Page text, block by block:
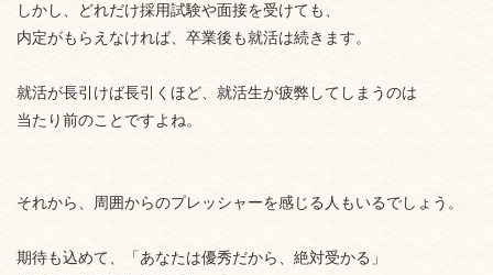
しかし、どれだけ採用試験や面接を受けても、
内定がもらえなければ、卒業後も就活は続きます。
就活が長引けば長引くほど、就活生が疲弊してしまうのは
当たり前のことですよね。
それから、周囲からのプレッシャーを感じる人もいるでしょう。
期待も込めて、「あなたは優秀だから、絶対受かる」